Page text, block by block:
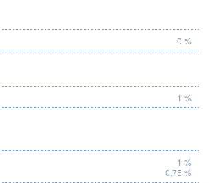
0 %
1 %
1 %
0,75 %